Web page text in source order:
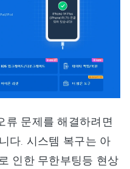
류 문제를 해결하려면
다. 시스템 복구는 아
인한 무한부팅등 현상